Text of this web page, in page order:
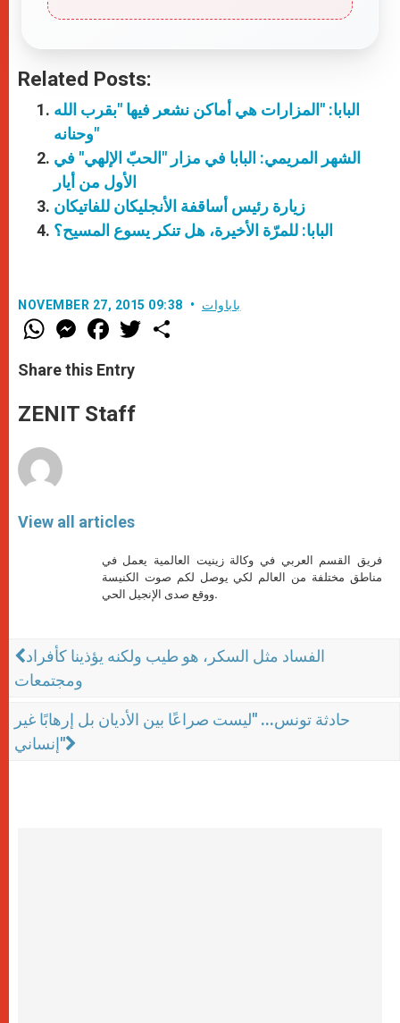
Related Posts:
البابا: "المزارات هي أماكن نشعر فيها "بقرب الله
وحنانه"
الشهر المريمي: البابا في مزار "الحبّ الإلهي" في
الأول من أيار
زيارة رئيس أساقفة الأنجليكان للفاتيكان
البابا: للمرّة الأخيرة، هل تنكر يسوع المسيح؟
NOVEMBER 27, 2015 09:38 باباوات
W
h
t
s
p
p
M
e
s
e
g
e
F
a
e
b
o
k
w
Share this Entry
ZENIT Staff
View all articles
فريق القسم العربي في وكالة زينيت العالمية يعمل في
مناطق مختلفة من العالم لكي يوصل لكم صوت الكنيسة
ووقع صدى الإنجيل الحي.
الفساد مثل السكر، هو طيب ولكنه يؤذينا كأفراد
ومجتمعات
حادثة تونس... "ليست صراعًا بين الأديان بل إرهابًا غير
إنساني"